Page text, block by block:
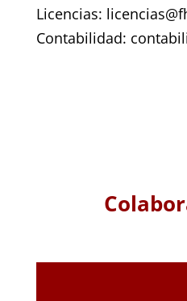
Licencias:
Contabilidad: